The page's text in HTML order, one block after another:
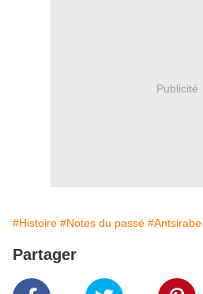
Publicité
#Histoire #Notes du passé #Antsirabe
Partager